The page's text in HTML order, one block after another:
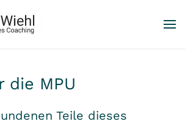
die MPU
Teile dieses